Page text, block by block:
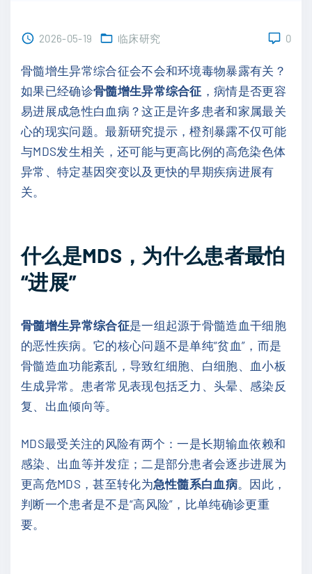
2026-05-19 临床研究 0
骨髓增生异常综合征会不会和环境毒物暴露有关？
如果已经确诊骨髓增生异常综合征 ，病情是否更容
易进展成急性白血病？这正是许多患者和家属最关
心的现实问题。最新研究提示，橙剂暴露不仅可能
与MDS发生相关，还可能与更高比例的高危染色体
异常、特定基因突变以及更快的早期疾病进展有
关。
什么是MDS，为什么患者最怕
“进展”
骨髓增生异常综合征是一组起源于骨髓造血干细胞
的恶性疾病。它的核心问题不是单纯“贫血”，而是
骨髓造血功能紊乱，导致红细胞、白细胞、血小板
生成异常。患者常见表现包括乏力、头晕、感染反
复、出血倾向等。
MDS最受关注的风险有两个：一是长期输血依赖和
感染、出血等并发症；二是部分患者会逐步进展为
更高危MDS，甚至转化为急性髓系白血病。因此，
判断一个患者是不是“高风险”，比单纯确诊更重
要。